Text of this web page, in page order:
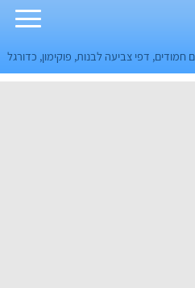
חמודים, דפי צביעה לבנות, פוקימון, כדורגל